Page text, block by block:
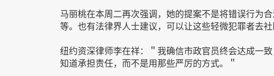
马丽桃在本周二再次强调，她的提案不是将错误行为
等。也有法律界人士建议，可以让这些轻微犯罪者去社
纽约资深律师李在祥：＂我确信市政官员终会达成一
知道承担责任，而不是用那些严厉的方式。＂